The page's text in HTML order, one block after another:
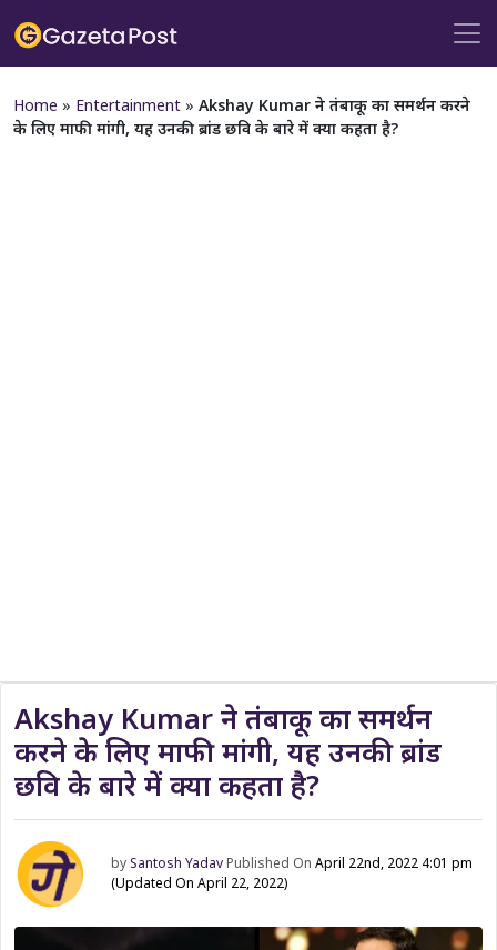
Home » Entertainment » Akshay Kumar ने तंबाकू का समर्थन करने
के लिए माफी मांगी, यह उनकी ब्रांड छवि के बारे में क्या कहता है?
Akshay Kumar ने तंबाकू का समर्थन
करने के लिए माफी मांगी, यह उनकी ब्रांड
छवि के बारे में क्या कहता है?
by Santosh YadavPublished OnApril 22nd, 2022 4:01 pm
(Updated On April 22, 2022)